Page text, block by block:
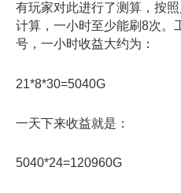
有玩家对此进行了测算，按
计算，一小时至少能刷8次。
号，一小时收益大约为：
21*8*30=5040G
一天下来收益就是：
5040*24=120960G